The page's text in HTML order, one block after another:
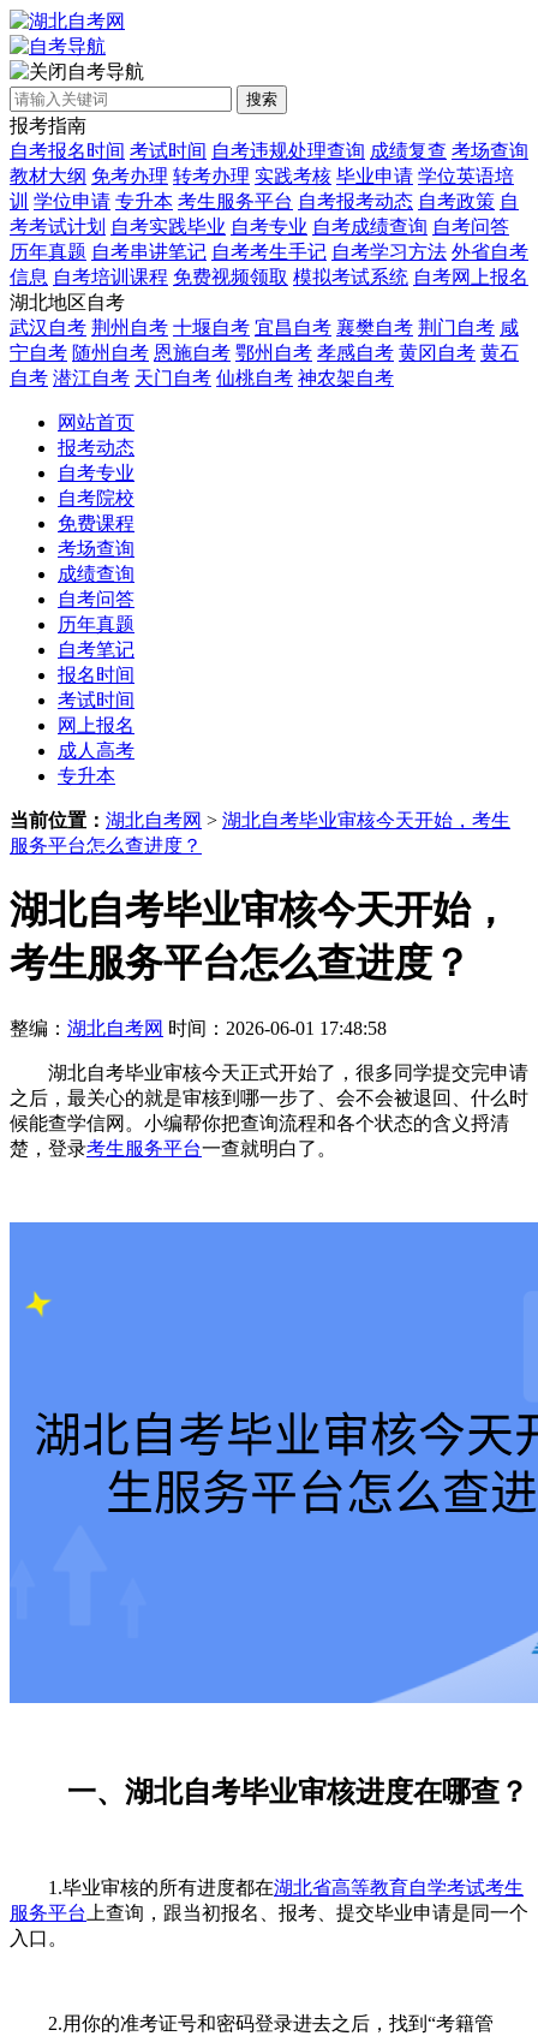
自考导航
搜索
报考指南
自考报名时间 考试时间 自考违规处理查询 成绩复查 考场查询
教材大纲 免考办理 转考办理 实践考核 毕业申请 学位英语培
训 学位申请 专升本 考生服务平台 自考报考动态 自考政策 自
考考试计划 自考实践毕业 自考专业 自考成绩查询 自考问答
历年真题 自考串讲笔记 自考考生手记 自考学习方法 外省自考
信息 自考培训课程 免费视频领取 模拟考试系统 自考网上报名
湖北地区自考
武汉自考 荆州自考 十堰自考 宜昌自考 襄樊自考 荆门自考 咸
宁自考 随州自考 恩施自考 鄂州自考 孝感自考 黄冈自考 黄石
自考 潜江自考 天门自考 仙桃自考 神农架自考
网站首页
报考动态
自考专业
自考院校
免费课程
考场查询
成绩查询
自考问答
历年真题
自考笔记
报名时间
考试时间
网上报名
成人高考
专升本
当前位置： 湖北自考网 > 湖北自考毕业审核今天开始，考生
服务平台怎么查进度？
湖北自考毕业审核今天开始，
考生服务平台怎么查进度？
整编： 湖北自考网 时间：2026-06-01 17:48:58
湖北自考毕业审核今天正式开始了，很多同学提交完申请
之后，最关心的就是审核到哪一步了、会不会被退回、什么时
候能查学信网。小编帮你把查询流程和各个状态的含义捋清
楚，登录考生服务平台一查就明白了。
一、湖北自考毕业审核进度在哪查？
1.毕业审核的所有进度都在湖北省高等教育自学考试考生
服务平台 上查询，跟当初报名、报考、提交毕业申请是同一个
入口。
2.用你的准考证号和密码登录进去之后，找到“考籍管